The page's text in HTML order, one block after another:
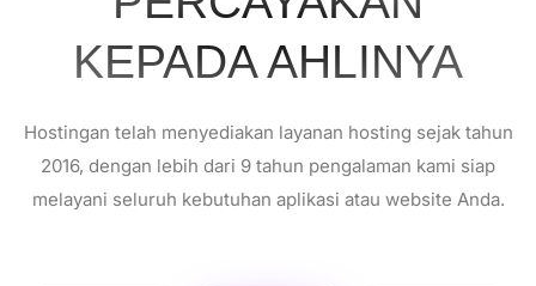
KEPADA AHLINYA
Hostingan telah menyediakan layanan hosting sejak tahun
2016, dengan lebih dari 9 tahun pengalaman kami siap
melayani seluruh kebutuhan aplikasi atau website Anda.